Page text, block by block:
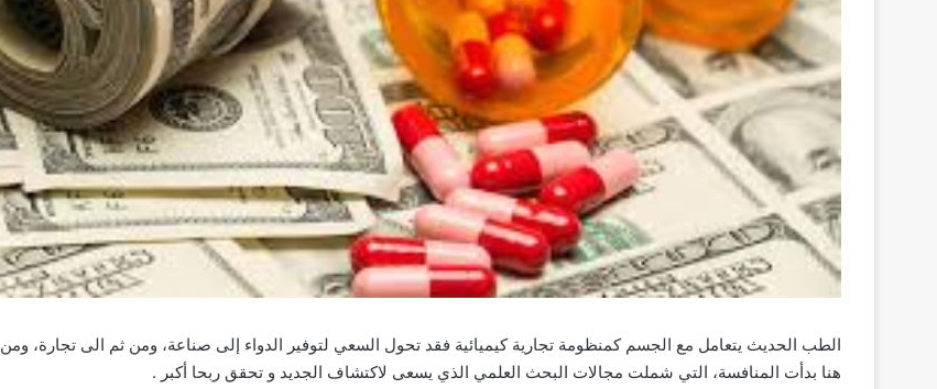
الطب الحديث يتعامل مع الجسم كمنظومة تجارية كيميائية فقد تحول السعي لتوفير الدواء إلى صناعة، ومن ثم الى تجارة، ومن
هنا بدأت المنافسة، التي شملت مجالات البحث العلمي الذي يسعى لاكتشاف الجديد و تحقق ربحا أكبر .